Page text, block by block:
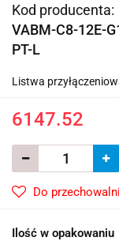
Kod producenta:
VABM-C8-12E-
PT-L
Listwa
6147.52
Do przechowalni
Ilość w opakowaniu